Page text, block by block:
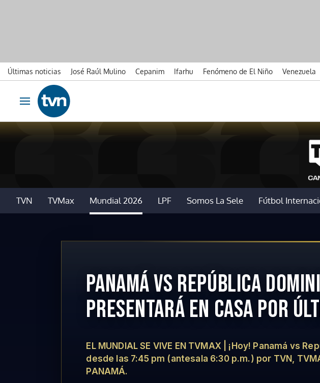
Últimas noticias José Raúl Mulino Cepanim Ifarhu Fenómeno de El Niño Venezuela
Ir al contenido
Obrir navegació
TVN TVMax Mundial 2026 LPF Somos La Sele Fútbol
PANAMÁ VS REPÚBLICA
PRESENTARÁ EN CASA POR
EL MUNDIAL SE VIVE EN TVMAX | ¡Hoy! Panamá vs
desde las 7:45 pm (antesala 6:30 p.m.) por TVN,
PANAMÁ.